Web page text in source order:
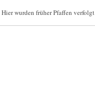
Hier wurden früher Pfaffen verfolgt